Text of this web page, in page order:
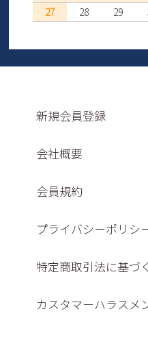
27
28 29
新規会員登録
会社概要
会員規約
プライバシーポリシ
特定商取引法に基づ
カスタマーハラスメ